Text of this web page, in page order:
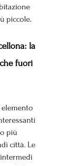
piccole.
la
fuori
elemento
più
città. Le